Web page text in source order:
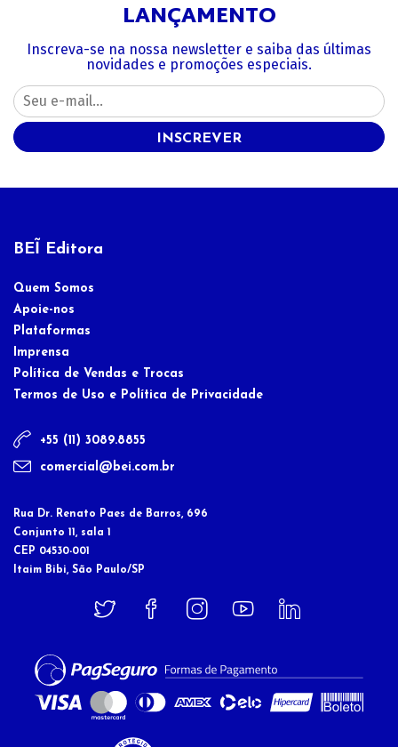
LANÇAMENTO
Inscreva-se na nossa newsletter e saiba das últimas
novidades e promoções especiais.
INSCREVER
BEĨ Editora
Quem Somos
Apoie-nos
Plataformas
Imprensa
Política de Vendas e Trocas
Termos de Uso e Política de Privacidade
+55 (11) 3089.8855
comercial@bei.com.br
Rua Dr. Renato Paes de Barros, 696
Conjunto 11, sala 1
CEP 04530-001
Itaim Bibi, São Paulo/SP